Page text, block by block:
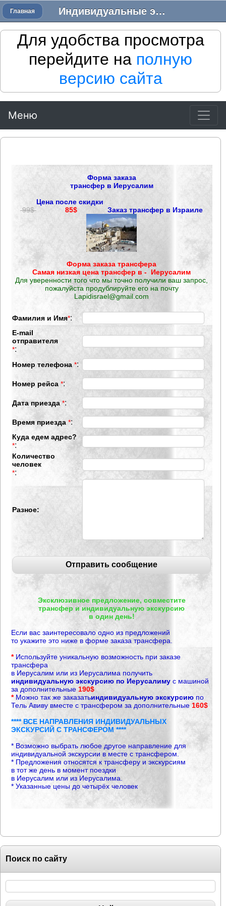
Индивидуальные экскурсии в Израиле - Трансфер в Израиле
Главная
Для удобства просмотра
перейдите на полную
версию сайта
Меню
Форма заказа
трансфер в Иерусалим
99$
Цена после скидки
85$
Заказ трансфер в Израиле
Форма заказа трансфера
Самая низкая цена трансфер в - Иерусалим
Для уверенности того что мы точно получили ваш запрос,
пожалуйста продублируйте его на почту
Lapidisrael@gmail.com
Фамилия и Имя*:
E-mail
отправителя
*:
Номер телефона *:
Номер рейса *:
Дата приезда *:
Время приезда *:
Куда едем адрес?
*:
Количество
человек
*:
Разное:
Эксклюзивное предложение, совместите
трансфер и индивидуальную экскурсию
в один день!
Если вас заинтересовало одно из предложений
то укажите это ниже в форме заказа трансфера.
*Используйте уникальную возможность при заказе
трансфера
в Иерусалим или из Иерусалима получить
индивидуальную экскурсию по Иерусалиму с машиной
за дополнительные 190$
*Можно так же заказатьиндивидуальную экскурсию по
Тель Авиву вместе с трансфером за дополнительные 160$
**** ВСЕ НАПРАВЛЕНИЯ ИНДИВИДУАЛЬНЫХ
ЭКСКУРСИЙ С ТРАНСФЕРОМ ****
* Возможно выбрать любое другое направление для
индивидуальной экскурсии в месте с трансфером.
* Предложения относятся к трансферу и экскурсиям
в тот же день в момент поездки
в Иерусалим или из Иерусалима
* Указанные цены до четырёх человек
Поиск по сайту